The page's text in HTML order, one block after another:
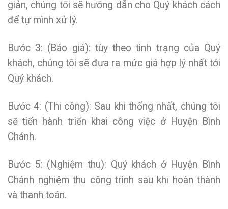
giản, chúng tôi sẽ hướng dẫn cho Quý khách cách
để tự mình xử lý.
Bước 3: (Báo giá): tùy theo tình trạng của Quý
khách, chúng tôi sẽ đưa ra mức giá hợp lý nhất tới
Quý khách.
Bước 4: (Thi công): Sau khi thống nhất, chúng tôi
sẽ tiến hành triển khai công việc ở Huyện Bình
Chánh.
Bước 5: (Nghiệm thu): Quý khách ở Huyện Bình
Chánh nghiệm thu công trình sau khi hoàn thành
và thanh toán.